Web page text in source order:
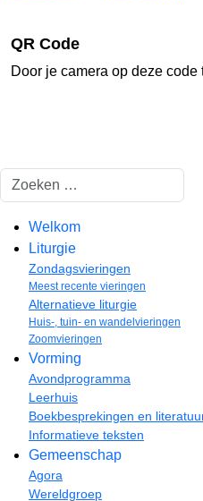
QR Code
Door je camera op deze
Zoeken
Welkom
Liturgie
Zondagsvieringen
Meest recente vieringen
Alternatieve liturgie
Huis-, tuin- en wandelvieringen
Zoomvieringen
Vorming
Avondprogramma
Leerhuis
Boekbesprekingen en
Informatieve teksten
Gemeenschap
Agora
Wereldgroep